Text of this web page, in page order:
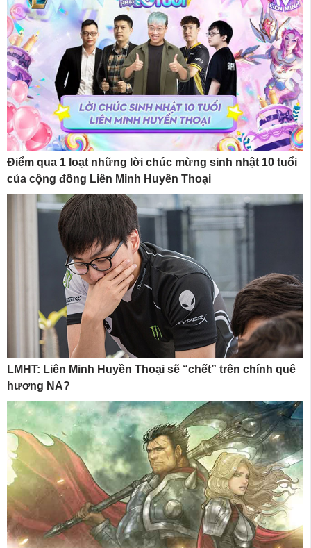
Điểm qua 1 loạt những lời chúc mừng sinh nhật 10 tuổi
của cộng đồng Liên Minh Huyền Thoại
LMHT: Liên Minh Huyền Thoại sẽ “chết” trên chính quê
hương NA?